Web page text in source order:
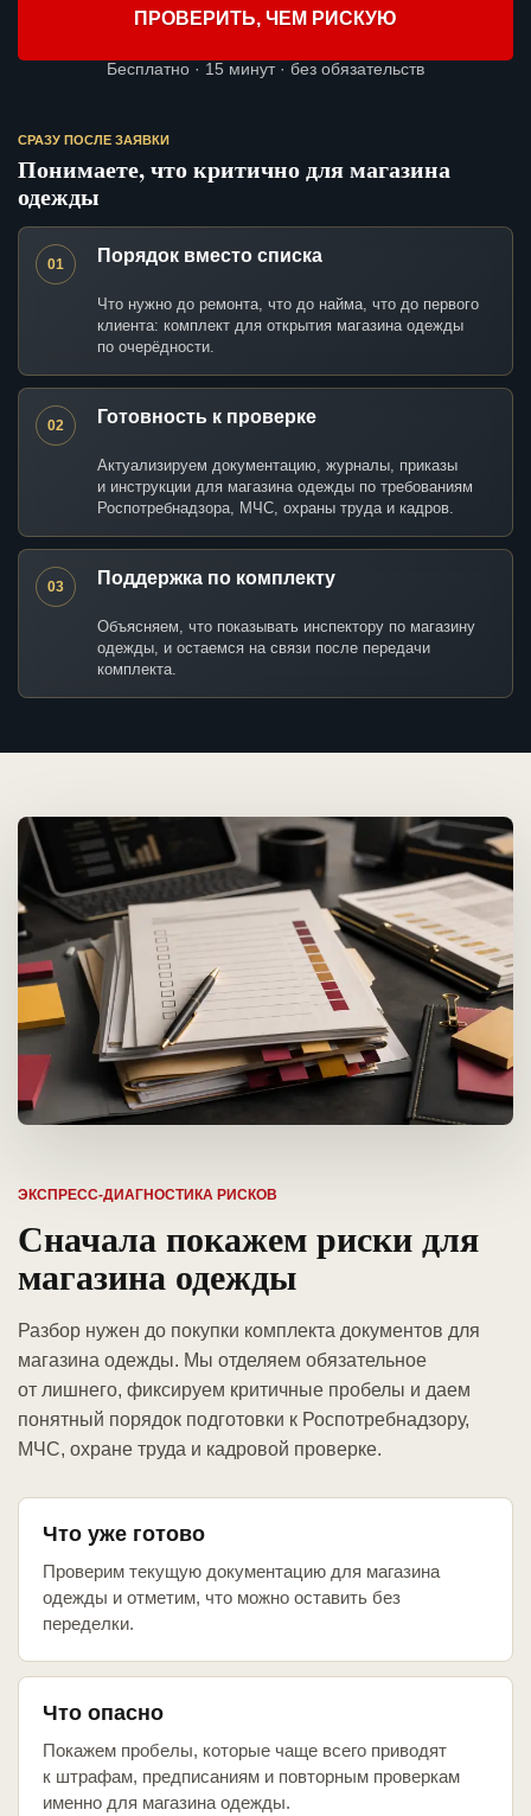
ПРОВЕРИТЬ, ЧЕМ РИСКУЮ
Бесплатно · 15 минут · без обязательств
СРАЗУ ПОСЛЕ ЗАЯВКИ
Понимаете, что критично для магазина
одежды
01 Порядок вместо списка
Что нужно до ремонта, что до найма, что до первого
клиента: комплект для открытия магазина одежды
по очерёдности.
02 Готовность к проверке
Актуализируем документацию, журналы, приказы
и инструкции для магазина одежды по требованиям
Роспотребнадзора, МЧС, охраны труда и кадров.
03 Поддержка по комплекту
Объясняем, что показывать инспектору по магазину
одежды, и остаемся на связи после передачи
комплекта.
ЭКСПРЕСС-ДИАГНОСТИКА РИСКОВ
Сначала покажем риски для
магазина одежды
Разбор нужен до покупки комплекта документов для
магазина одежды. Мы отделяем обязательное
от лишнего, фиксируем критичные пробелы и даем
понятный порядок подготовки к Роспотребнадзору,
МЧС, охране труда и кадровой проверке.
Что уже готово
Проверим текущую документацию для магазина
одежды и отметим, что можно оставить без
переделки.
Что опасно
Покажем пробелы, которые чаще всего приводят
к штрафам, предписаниям и повторным проверкам
именно для магазина одежды.